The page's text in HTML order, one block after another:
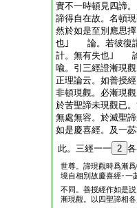
實不一時頓見四諦
諦得自在故。名
然於如是至別應思
也｣ 論。若彼復謂
計。無有失也｣ 論
喩。引三經證漸現
正理論云。如善授
非頓現觀。必漸現
於苦聖諦未現觀已
無處無容。於滅聖
如是慶喜經。及一
此。三經一一 2
世尊。諦現觀時爲漸
境自相別故慶喜經･一
不同。善授經作如是
漸現觀。以四聖諦相